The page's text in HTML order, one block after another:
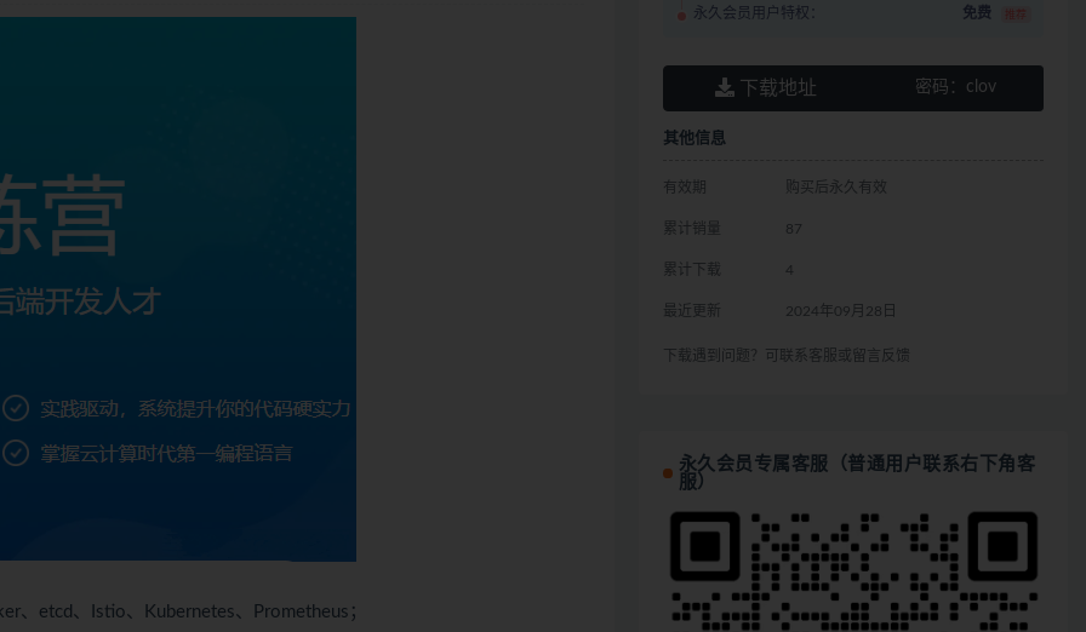
、etcd、Istio、 Kubernetes、Prometheus；
永久会员用户特权： 免费 推荐
下载地址 密码： clov
其他信息
有效期 购买后永久有效
累计销量 87
累计下载 4
最近更新 2024年09月28日
下载遇到问题？可联系客服或留言反馈
永久会员专属客服（普通用户联系右下角客
服）